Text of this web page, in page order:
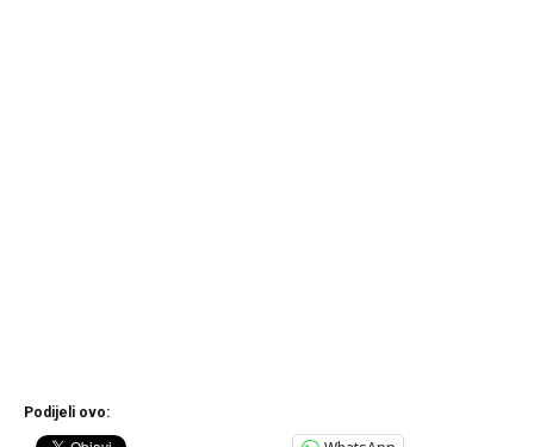
Podijeli ovo: